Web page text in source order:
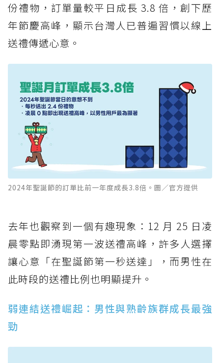
份禮物，訂單量較平日成長 3.8 倍，創下歷
年節慶高峰，顯示台灣人已普遍習慣以線上
送禮傳遞心意。
2024年聖誕節的訂單比前一年度成長3.8倍。圖／官方提供
去年也觀察到一個有趣現象：12 月 25 日凌
晨零點即湧現第一波送禮高峰，許多人選擇
讓心意「在聖誕節第一秒送達」，而男性在
此時段的送禮比例也明顯提升。
弱連結送禮崛起：男性與熟齡族群成長最強
勁